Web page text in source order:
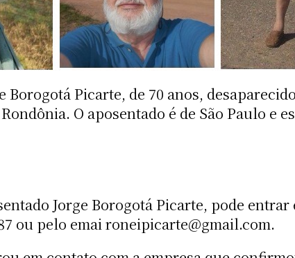
Picarte, de 70 anos,
O aposentado é de São Paulo e
Jorge Borogotá Picarte, pode
ou pelo emai roneipicarte@gmail.com.